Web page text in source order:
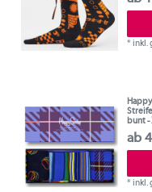
*inkl.
bunt -
ab
*inkl.